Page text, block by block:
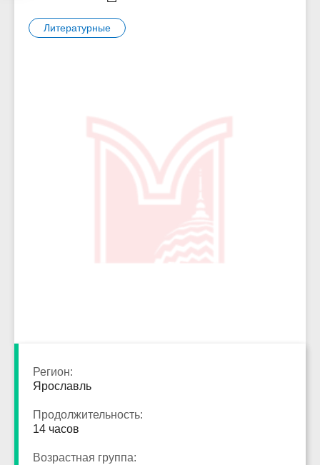
Литературные
Регион:
Ярославль
Продолжительность:
14 часов
Возрастная группа: